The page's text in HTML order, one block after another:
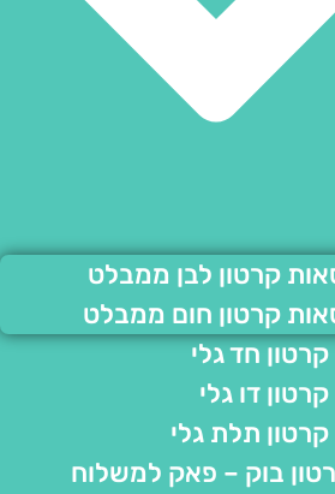
קרטון לבן ממבלט
קרטון חום ממבלט
חד גלי
דו גלי
תלת גלי
בוק – פאק למשלוח